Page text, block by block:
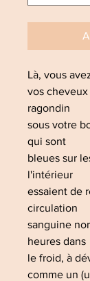
Là, vous
vos
ragondin
sous votre
qui sont
bleues sur
l'intérieur
essaient de
circulation
sanguine
heures dans
le froid, à
comme un